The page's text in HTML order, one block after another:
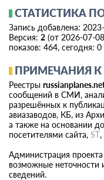
СТАТИСТИКА
Запись добавлена:
Версия: 2 (от 2026-07-
показов: 464, сегодня: 0
ПРИМЕЧАНИЯ К
Реестры
сообщений в СМИ,
разрешённых к
авиазаводов, КБ, из
а также на основании
посетителями сайта, ST,
Администрация проекта
возможные неточности
сведений.